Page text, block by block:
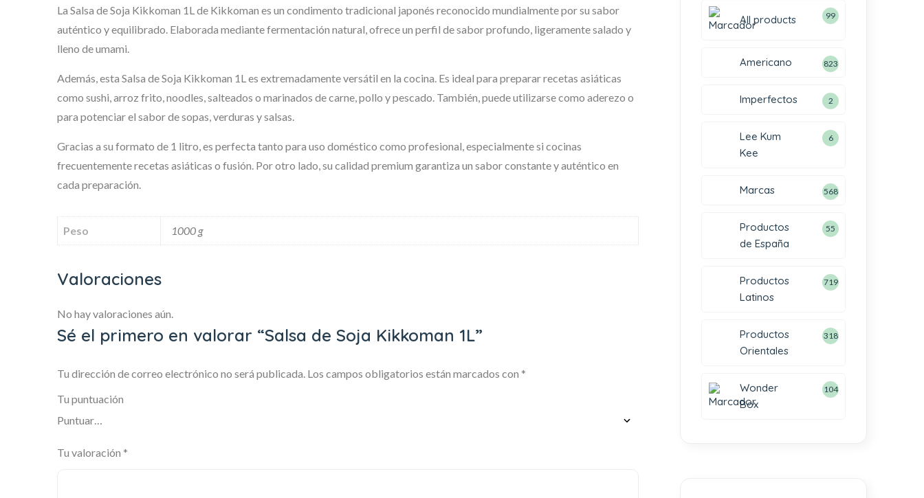
La Salsa de Soja Kikkoman 1L de Kikkoman es un condimento tradicional japonés reconocido mundialmente por su sabor
auténtico y equilibrado. Elaborada mediante fermentación natural, ofrece un perfil de sabor profundo, ligeramente salado y
lleno de umami.
Además, esta Salsa de Soja Kikkoman 1L es extremadamente versátil en la cocina. Es ideal para preparar recetas asiáticas
como sushi, arroz frito, noodles, salteados o marinados de carne, pollo y pescado. También, puede utilizarse como aderezo o
para potenciar el sabor de sopas, verduras y salsas.
Gracias a su formato de 1 litro, es perfecta tanto para uso doméstico como profesional, especialmente si cocinas
frecuentemente recetas asiáticas o fusión. Por otro lado, su calidad premium garantiza un sabor constante y auténtico en
cada preparación.
Peso 1000 g
Valoraciones
No hay valoraciones aún.
Sé el primero en valorar “Salsa de Soja Kikkoman 1L”
Tu dirección de correo electrónico no será publicada. Los campos obligatorios están marcados con *
Tu puntuación
Tu valoración *
All products 99
Americano 823
Imperfectos 2
Lee Kum
Kee
6
Marcas 568
Productos
de España
55
Productos
Latinos
719
Productos
Orientales
318
Wonder
Box
104